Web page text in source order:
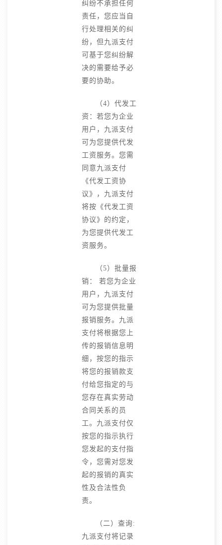
纠纷不承担任何
责任，您应当自
行处理相关的纠
纷，但九派支付
可基于您纠纷解
决的需要给予必
要的协助。
（4）代发工
资：若您为企业
用户，九派支付
可为您提供代发
工资服务。您需
同意九派支付
《代发工资协
议》，九派支付
将按《代发工资
协议》的约定，
为您提供代发工
资服务。
（5）批量报
销： 若您为企业
用户，九派支付
可为您提供批量
报销服务。九派
支付将根据您上
传的报销信息明
细，按您的指示
将您的报销款支
付给您指定的与
您存在真实劳动
合同关系的员
工。九派支付仅
按您的指示执行
您发起的支付指
令，您需对您发
起的报销的真实
性及合法性负
责。
（二）查询:
九派支付将记录